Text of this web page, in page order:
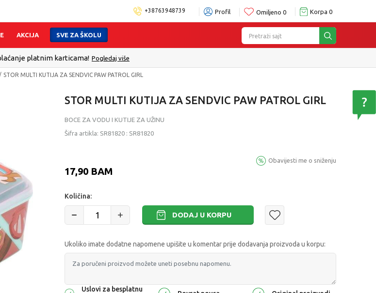
+38763948739 Profil Omiljeno 0 Korpa 0
Pretraži sajt
AKCIJA SVE ZA ŠKOLU
karticom Online i preuzmite u prodavnici po Vašem izboru
STOR MULTI KUTIJA ZA SENDVIC PAW PATROL GIRL
STOR MULTI KUTIJA ZA SENDVIC PAW PATROL GIRL
BOCE ZA VODU I KUTIJE ZA UŽINU
Šifra artikla: SR81820 : SR81820
17,90 BAM
Obavijesti me o sniženju
Količina:
DODAJ U KORPU
Ukoliko imate dodatne napomene upišite u komentar prije dodavanja proizvoda u korpu:
Uslovi za besplatnu